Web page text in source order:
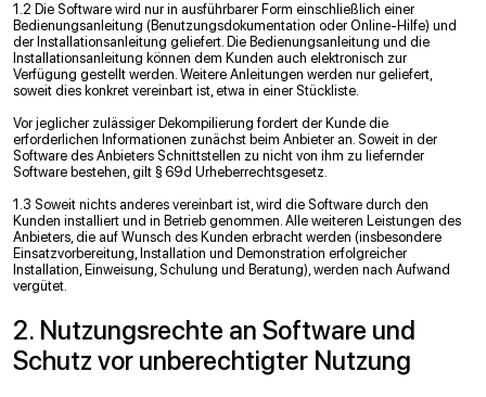
1.2 Die Software wird nur in ausführbarer Form einschließlich einer
Bedienungsanleitung (Benutzungsdokumentation oder Online-Hilfe) und
der Installationsanleitung geliefert. Die Bedienungsanleitung und die
Installationsanleitung können dem Kunden auch elektronisch zur
Verfügung gestellt werden. Weitere Anleitungen werden nur geliefert,
soweit dies konkret vereinbart ist, etwa in einer Stückliste.
Vor jeglicher zulässiger Dekompilierung fordert der Kunde die
erforderlichen Informationen zunächst beim Anbieter an. Soweit in der
Software des Anbieters Schnittstellen zu nicht von ihm zu liefernder
Software bestehen, gilt § 69d Urheberrechtsgesetz.
1.3 Soweit nichts anderes vereinbart ist, wird die Software durch den
Kunden installiert und in Betrieb genommen. Alle weiteren Leistungen des
Anbieters, die auf Wunsch des Kunden erbracht werden (insbesondere
Einsatzvorbereitung, Installation und Demonstration erfolgreicher
Installation, Einweisung, Schulung und Beratung), werden nach Aufwand
vergütet.
2. Nutzungsrechte an Software und
Schutz vor unberechtigter Nutzung